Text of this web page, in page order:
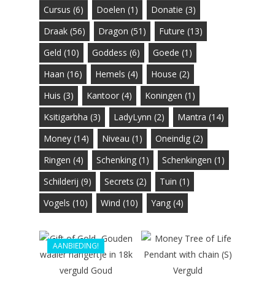
Cursus (6) Doelen (1) Donatie (3)
Draak (56) Dragon (51) Future (13)
Geld (10) Goddess (6) Goede (1)
Haan (16) Hemels (4) House (2)
Huis (3) Kantoor (4) Koningen (1)
Ksitigarbha (3) LadyLynn (2) Mantra (14)
Money (14) Niveau (1) Oneindig (2)
Ringen (4) Schenking (1) Schenkingen (1)
Schilderij (9) Secrets (2) Tuin (1)
Vogels (10) Wind (10) Yang (4)
AANBIEDING!
€388.99
€368.99
€108.99